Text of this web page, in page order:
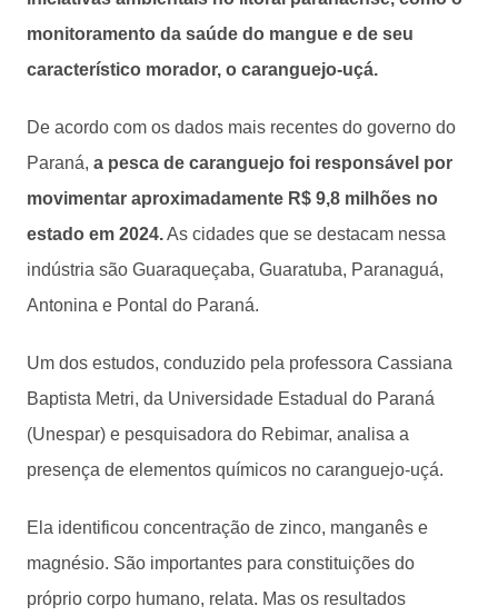
monitoramento da saúde do mangue e de seu
característico morador, o caranguejo-uçá.
De acordo com os dados mais recentes do governo do
Paraná, a pesca de caranguejo foi responsável por
movimentar aproximadamente R$ 9,8 milhões no
estado em 2024.As cidades que se destacam nessa
indústria são Guaraqueçaba, Guaratuba, Paranaguá,
Antonina e Pontal do Paraná.
Um dos estudos, conduzido pela professora Cassiana
Baptista Metri, da Universidade Estadual do Paraná
(Unespar) e pesquisadora do Rebimar, analisa a
presença de elementos químicos no caranguejo-uçá.
Ela identificou concentração de zinco, manganês e
magnésio. São importantes para constituições do
próprio corpo humano, relata. Mas os resultados